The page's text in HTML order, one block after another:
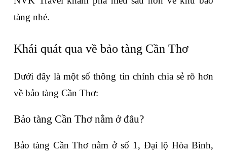
tàng nhé.
Khái quát qua về bảo tàng Cần Thơ
Dưới đây là một số thông tin chính chia sẻ rõ hơn
về bảo tàng Cần Thơ:
Bảo tàng Cần Thơ nằm ở đâu?
Bảo tàng Cần Thơ nằm ở số 1, Đại lộ Hòa Bình,